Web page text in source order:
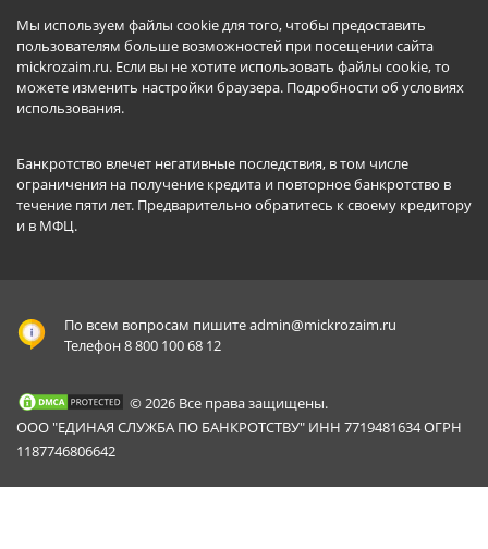
Мы используем файлы cookie для того, чтобы предоставить
пользователям больше возможностей при посещении сайта
mickrozaim.ru. Если вы не хотите использовать файлы cookie, то
можете изменить настройки браузера. Подробности об условиях
использования.
Банкротство влечет негативные последствия, в том числе
ограничения на получение кредита и повторное банкротство в
течение пяти лет. Предварительно обратитесь к своему кредитору
и в МФЦ.
По всем вопросам пишитеadmin@mickrozaim.ru
Телефон 8 800 100 68 12
© 2026 Все права защищены.
ООО "ЕДИНАЯ СЛУЖБА ПО БАНКРОТСТВУ" ИНН 7719481634 ОГРН
1187746806642